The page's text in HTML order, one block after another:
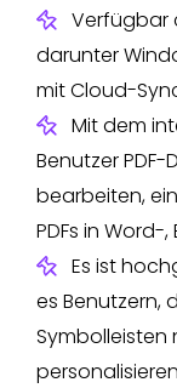
Verfügbar
darunter
mit Cloud-
Mit dem
Benutzer
bearbeiten,
PDFs in
Es ist
es Benutzern,
Symbolleisten